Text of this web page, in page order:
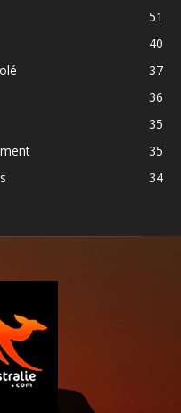
51
40
37
36
35
35
34